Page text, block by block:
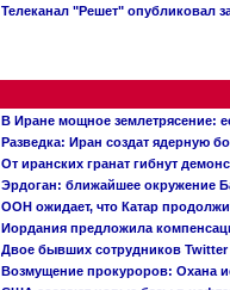
Телеканал "Решет" опубликовал
В Иране мощное землетрясение:
Разведка: Иран создат ядерную
От иранских гранат гибнут
Эрдоган: ближайшее окружение
ООН ожидает, что Катар
Иордания предложила
Двое бывших сотрудников
Возмущение прокуроров: Охана